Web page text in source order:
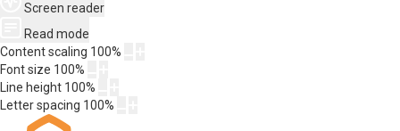
Screen reader
Read mode
Content scaling 100%
Font size 100%
Line height 100%
Letter spacing 100%